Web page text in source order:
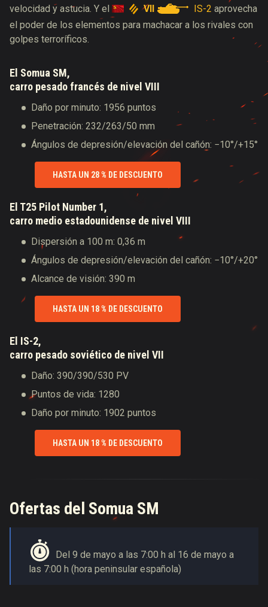
velocidad y astucia. Y el
VII IS-2 aprovecha
el poder de los elementos para machacar a los rivales con
golpes terroríficos.
El Somua SM,
carro pesado francés de nivel VIII
Daño por minuto: 1956 puntos
Penetración: 232/263/50 mm
Ángulos de depresión/elevación del cañón: −10°/+15°
HASTA UN 28 % DE DESCUENTO
El T25 Pilot Number 1,
carro medio estadounidense de nivel VIII
Dispersión a 100 m: 0,36 m
Ángulos de depresión/elevación del cañón: −10°/+20°
Alcance de visión: 390 m
HASTA UN 18 % DE DESCUENTO
El IS-2,
carro pesado soviético de nivel VII
Daño: 390/390/530 PV
Puntos de vida: 1280
Daño por minuto: 1902 puntos
HASTA UN 18 % DE DESCUENTO
Ofertas del Somua SM
Del 9 de mayo a las 7:00 h al 16 de mayo a
las 7:00 h (hora peninsular española)